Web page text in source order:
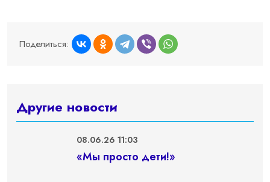
Поделиться:
Другие новости
08.06.26 11:03
«Мы просто дети!»